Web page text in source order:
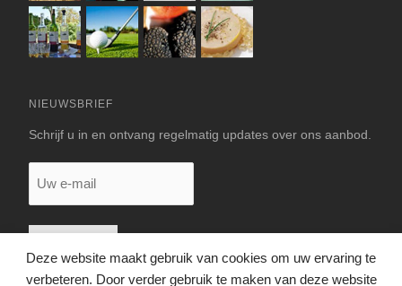
Deze website maakt gebruik van cookies om uw ervaring te
verbeteren. Door verder gebruik te maken van deze website
NIEUWSBRIEF
Schrijf u in en ontvang regelmatig updates over ons aanbod.
e-